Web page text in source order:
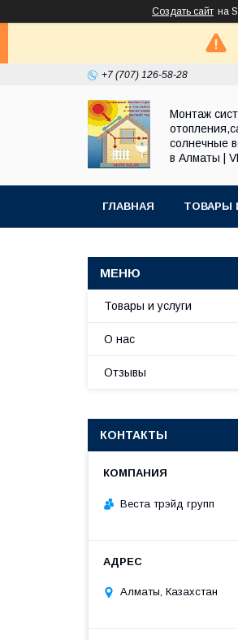
Создать сайт на
+7 (707) 126-58-28
Монтаж
солнечные
в Алматы |
ГЛАВНАЯ ТОВАРЫ
Товары и услуги
О нас
Отзывы
КОНТАКТЫ
Веста трэйд групп
Алматы, Казахстан